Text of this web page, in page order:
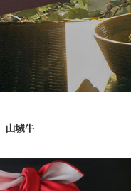
山城牛